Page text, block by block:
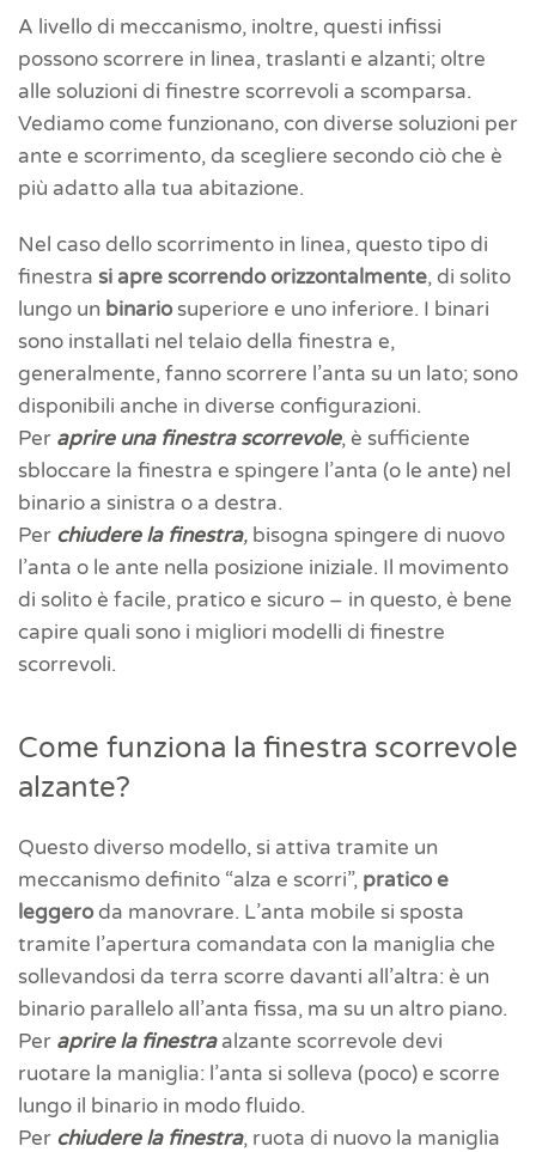
A livello di meccanismo, inoltre, questi infissi
possono scorrere in linea, traslanti e alzanti; oltre
alle soluzioni di finestre scorrevoli a scomparsa.
Vediamo come funzionano, con diverse soluzioni per
ante e scorrimento, da scegliere secondo ciò che è
più adatto alla tua abitazione.
Nel caso dello scorrimento in linea, questo tipo di
finestra si apre scorrendo orizzontalmente, di solito
lungo un binariosuperiore e uno inferiore. I binari
sono installati nel telaio della finestra e,
generalmente, fanno scorrere l’anta su un lato; sono
disponibili anche in diverse configurazioni.
Per aprire una finestra scorrevole, è sufficiente
sbloccare la finestra e spingere l’anta (o le ante) nel
binario a sinistra o a destra.
Per chiudere la finestra, bisogna spingere di nuovo
l’anta o le ante nella posizione iniziale. Il movimento
di solito è facile, pratico e sicuro – in questo, è bene
capire quali sono i migliori modelli di finestre
scorrevoli.
Come funziona la finestra scorrevole
alzante?
Questo diverso modello, si attiva tramite un
meccanismo definito “alza e scorri”, pratico e
leggeroda manovrare. L’anta mobile si sposta
tramite l’apertura comandata con la maniglia che
sollevandosi da terra scorre davanti all’altra: è un
binario parallelo all’anta fissa, ma su un altro piano.
Per aprire la finestraalzante scorrevole devi
ruotare la maniglia: l’anta si solleva (poco) e scorre
lungo il binario in modo fluido.
Per chiudere la finestra, ruota di nuovo la maniglia